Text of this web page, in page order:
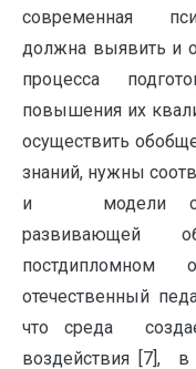
современная
должна выявить и
процесса
повышения их
осуществить
знаний, нужны
и модели
развивающей
постдипломном
отечественный
что среда
воздействия [7], в